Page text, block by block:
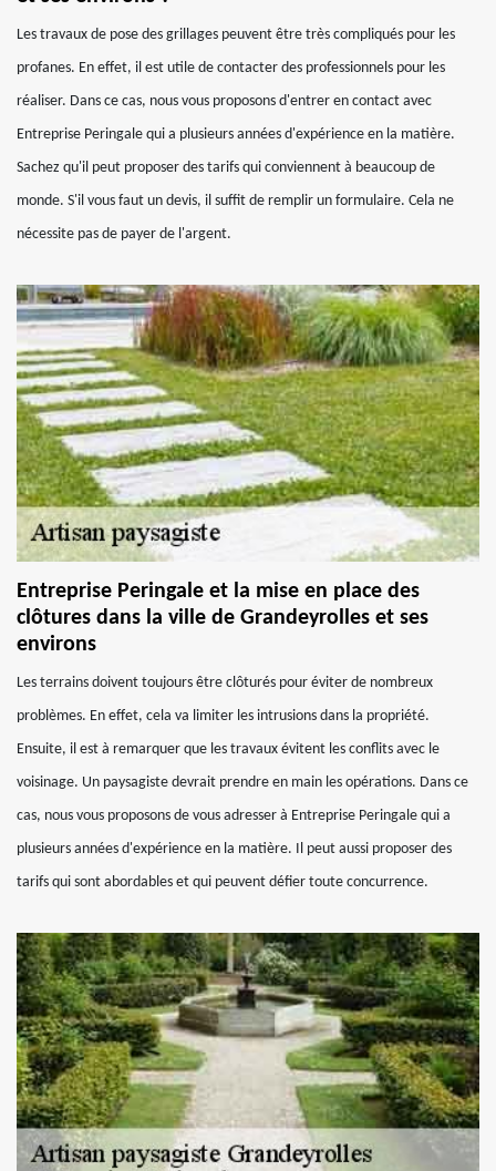
Les travaux de pose des grillages peuvent être très compliqués pour les
profanes. En effet, il est utile de contacter des professionnels pour les
réaliser. Dans ce cas, nous vous proposons d'entrer en contact avec
Entreprise Peringale qui a plusieurs années d'expérience en la matière.
Sachez qu'il peut proposer des tarifs qui conviennent à beaucoup de
monde. S'il vous faut un devis, il suffit de remplir un formulaire. Cela ne
nécessite pas de payer de l'argent.
Entreprise Peringale et la mise en place des
clôtures dans la ville de Grandeyrolles et ses
environs
Les terrains doivent toujours être clôturés pour éviter de nombreux
problèmes. En effet, cela va limiter les intrusions dans la propriété.
Ensuite, il est à remarquer que les travaux évitent les conflits avec le
voisinage. Un paysagiste devrait prendre en main les opérations. Dans ce
cas, nous vous proposons de vous adresser à Entreprise Peringale qui a
plusieurs années d'expérience en la matière. Il peut aussi proposer des
tarifs qui sont abordables et qui peuvent défier toute concurrence.